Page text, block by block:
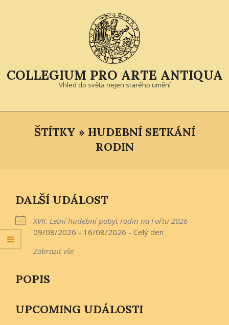
COLLEGIUM PRO ARTE ANTIQUA
Vhled do světa nejen starého umění
Primary
NavigationŠTÍTKY » HUDEBNÍ SETKÁNÍ
RODIN
DALŠÍ UDÁLOST
XVII. Letní hudební pobyt rodin na Fořtu 2026 -
09/08/2026 - 16/08/2026 - Celý den
Zobrazit vše
POPIS
UPCOMING UDÁLOSTI